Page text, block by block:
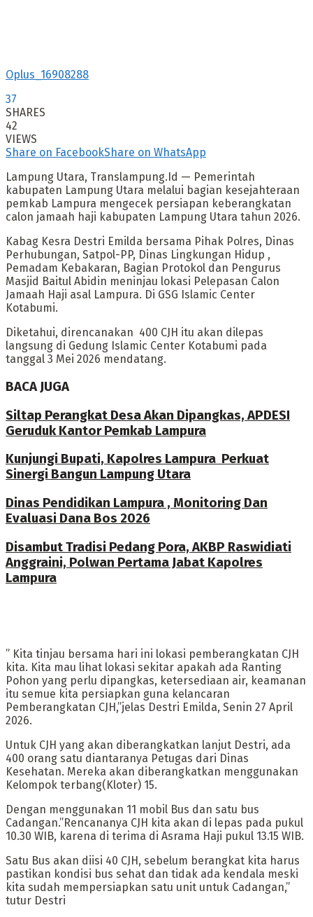
Oplus_16908288
37
SHARES
42
VIEWS
Share on FacebookShare on WhatsApp
Lampung Utara, Translampung.Id — Pemerintah
kabupaten Lampung Utara melalui bagian kesejahteraan
pemkab Lampura mengecek persiapan keberangkatan
calon jamaah haji kabupaten Lampung Utara tahun 2026.
Kabag Kesra Destri Emilda bersama Pihak Polres, Dinas
Perhubungan, Satpol-PP, Dinas Lingkungan Hidup ,
Pemadam Kebakaran, Bagian Protokol dan Pengurus
Masjid Baitul Abidin meninjau lokasi Pelepasan Calon
Jamaah Haji asal Lampura. Di GSG Islamic Center
Kotabumi.
Diketahui, direncanakan 400 CJH itu akan dilepas
langsung di Gedung Islamic Center Kotabumi pada
tanggal 3 Mei 2026 mendatang.
BACA JUGA
Siltap Perangkat Desa Akan Dipangkas, APDESI
Geruduk Kantor Pemkab Lampura
Kunjungi Bupati, Kapolres Lampura Perkuat
Sinergi Bangun Lampung Utara
Dinas Pendidikan Lampura , Monitoring Dan
Evaluasi Dana Bos 2026
Disambut Tradisi Pedang Pora, AKBP Raswidiati
Anggraini, Polwan Pertama Jabat Kapolres
Lampura
” Kita tinjau bersama hari ini lokasi pemberangkatan CJH
kita. Kita mau lihat lokasi sekitar apakah ada Ranting
Pohon yang perlu dipangkas, ketersediaan air, keamanan
itu semue kita persiapkan guna kelancaran
Pemberangkatan CJH,”jelas Destri Emilda, Senin 27 April
2026.
Untuk CJH yang akan diberangkatkan lanjut Destri, ada
400 orang satu diantaranya Petugas dari Dinas
Kesehatan. Mereka akan diberangkatkan menggunakan
Kelompok terbang(Kloter) 15.
Dengan menggunakan 11 mobil Bus dan satu bus
Cadangan.”Rencananya CJH kita akan di lepas pada pukul
10.30 WIB, karena di terima di Asrama Haji pukul 13.15 WIB.
Satu Bus akan diisi 40 CJH, sebelum berangkat kita harus
pastikan kondisi bus sehat dan tidak ada kendala meski
kita sudah mempersiapkan satu unit untuk Cadangan,”
tutur Destri